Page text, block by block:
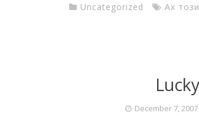
Uncategorized Ах
December 7, 2007